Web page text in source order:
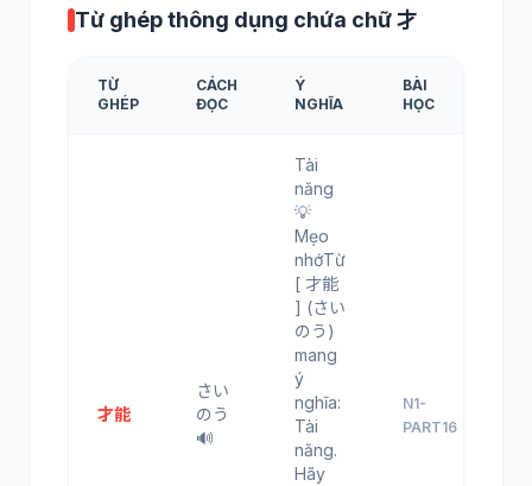
Từ ghép thông dụng chứa chữ 才
TỪ
GHÉP
CÁCH
ĐỌC
Ý
NGHĨA
BÀI
HỌC
才能
さい
のう
🔊
Tài
năng
💡
Mẹo
nhớTừ
[ 才能
] (さい
のう)
mang
ý
nghĩa:
Tài
năng.
Hãy
N1-
PART16